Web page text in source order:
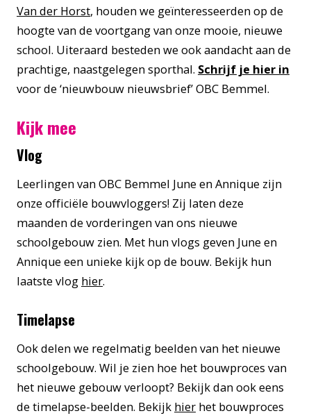
Van der Horst, houden we geïnteresseerden op de
hoogte van de voortgang van onze mooie, nieuwe
school. Uiteraard besteden we ook aandacht aan de
prachtige, naastgelegen sporthal. Schrijf je hier in
voor de ‘nieuwbouw nieuwsbrief’ OBC Bemmel.
Kijk mee
Vlog
Leerlingen van OBC Bemmel June en Annique zijn
onze officiële bouwvloggers! Zij laten deze
maanden de vorderingen van ons nieuwe
schoolgebouw zien. Met hun vlogs geven June en
Annique een unieke kijk op de bouw. Bekijk hun
laatste vlog hier.
Timelapse
Ook delen we regelmatig beelden van het nieuwe
schoolgebouw. Wil je zien hoe het bouwproces van
het nieuwe gebouw verloopt? Bekijk dan ook eens
de timelapse-beelden. Bekijk hier het bouwproces